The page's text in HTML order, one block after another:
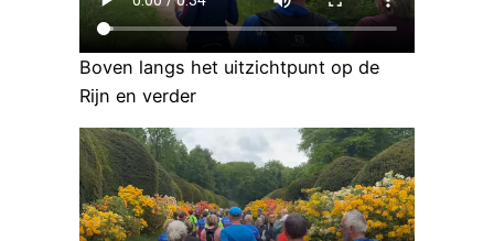
Boven langs het uitzichtpunt op de
Rijn en verder